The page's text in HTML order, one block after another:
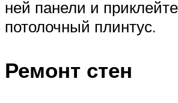
ней панели и приклейте
потолочный плинтус.
Ремонт стен